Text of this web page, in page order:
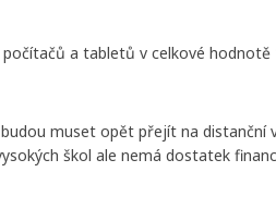
a tabletů v celkové hodnotě
muset opět přejít na
škol ale nemá dostatek